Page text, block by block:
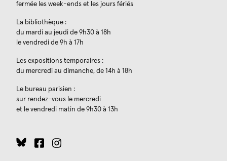
fermée les week-ends et les jours fériés
La bibliothèque :
du mardi au jeudi de 9h30 à 18h
le vendredi de 9h à 17h
Les expositions temporaires :
du mercredi au dimanche, de 14h à 18h
Le bureau parisien :
sur rendez-vous le mercredi
et le vendredi matin de 9h30 à 13h